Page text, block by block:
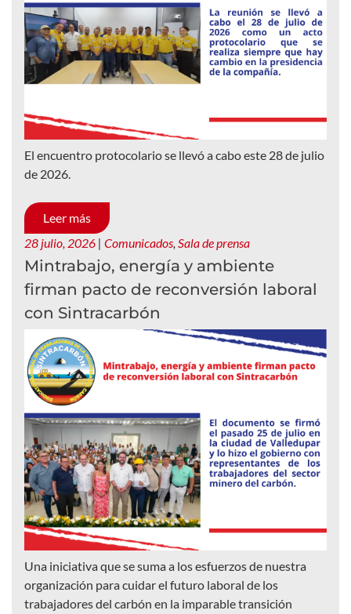
El encuentro protocolario se llevó a cabo este 28 de julio
de 2026.
Leer más
28 julio, 2026 | Comunicados, Sala de prensa
Mintrabajo, energía y ambiente
firman pacto de reconversión laboral
con Sintracarbón
Una iniciativa que se suma a los esfuerzos de nuestra
organización para cuidar el futuro laboral de los
trabajadores del carbón en la imparable transición